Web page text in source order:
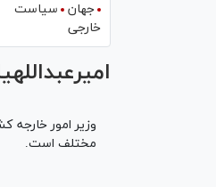
جهان
سیاست
خارجی
وزیر امور خارجه
مختلف است.